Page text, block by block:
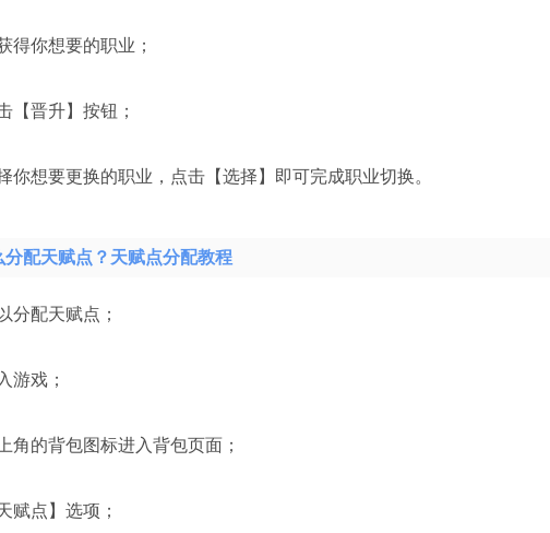
得你想要的职业；
【晋升】按钮；
你想要更换的职业，点击【选择】即可完成职业切换。
配天赋点？天赋点分配教程
分配天赋点；
游戏；
角的背包图标进入背包页面；
赋点】选项；